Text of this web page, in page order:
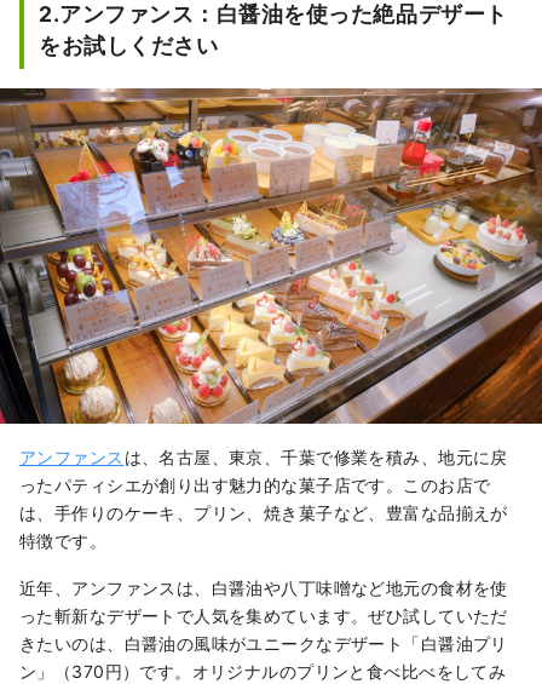
ベル」にも「ありがとう」の文字が書
かれています。
小麦を9割用いて造られた、透き通っ
た琥珀色の醤油。小麦が主原料のため
糖分が高く甘みが強いのが特徴です。
七福醸造の工場「ありがとうの里」で
は、白醤油や白だしが造られる過程や
美味しさの秘密を学べます。
搾りたての「白醤油」を試飲したり、
家でも簡単に作れる白だしを使ったお
料理の試食もできます。豊富なライン
ナップで、使い方レシピも紹介してく
れるので、お土産選びが楽しくなりま
す。安心・安全な食材へのこだわりか
たことで、2001年には有機JAS認定を
取得しました。 ※ご紹介写真内の商品
価格は、2025年3月時点になります。
2.アンファンス：白醤油を使った絶品デザート
をお試しください
アンファンス は、名古屋、東京、千葉で修業を積み、地元に戻
ったパティシエが創り出す魅力的な菓子店です。このお店で
は、手作りのケーキ、プリン、焼き菓子など、豊富な品揃えが
特徴です。
近年、アンファンスは、白醤油や八丁味噌など地元の食材を使
った斬新なデザートで人気を集めています。ぜひ試していただ
きたいのは、白醤油の風味がユニークなデザート「白醤油プリ
ン」（370円）です。オリジナルのプリンと食べ比べをしてみ